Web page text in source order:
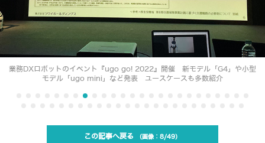
業務DXロボットのイベント『ugo go! 2022』開催 新モデル「G4」や小型
モデル「ugo mini」など発表 ユースケースも多数紹介
この記事へ戻る 8/49